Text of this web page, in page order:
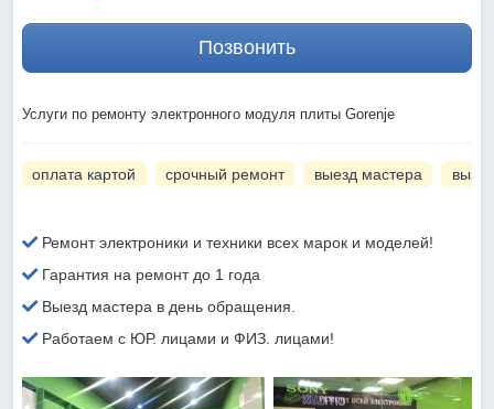
Позвонить
Услуги по ремонту электронного модуля плиты Gorenje
оплата картой срочный ремонт выезд мастера
Ремонт электроники и техники всех марок и моделей!
Гарантия на ремонт до 1 года
Выезд мастера в день обращения.
Работаем с ЮР. лицами и ФИЗ. лицами!